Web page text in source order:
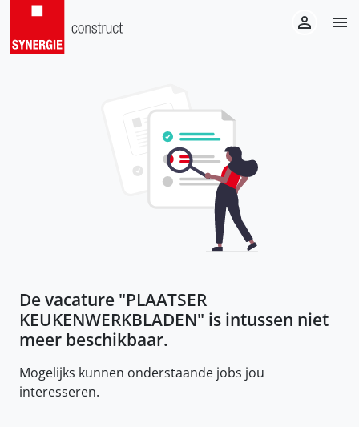
De vacature "PLAATSER
KEUKENWERKBLADEN" is intussen niet
meer beschikbaar.
Mogelijks kunnen onderstaande jobs jou
interesseren.